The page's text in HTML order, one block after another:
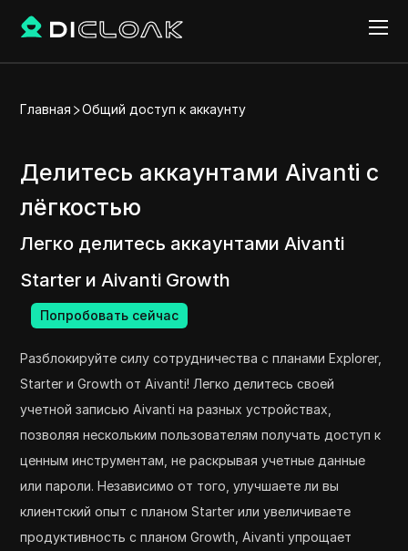
Главная Общий доступ к аккаунту
Делитесь аккаунтами Aivanti с
лёгкостью
Легко делитесь аккаунтами Aivanti
Starter и Aivanti Growth
Попробовать сейчас
Разблокируйте силу сотрудничества с планами Explorer,
Starter и Growth от Aivanti! Легко делитесь своей
учетной записью Aivanti на разных устройствах,
позволяя нескольким пользователям получать доступ к
ценным инструментам, не раскрывая учетные данные
или пароли. Независимо от того, улучшаете ли вы
клиентский опыт с планом Starter или увеличиваете
продуктивность с планом Growth, Aivanti упрощает